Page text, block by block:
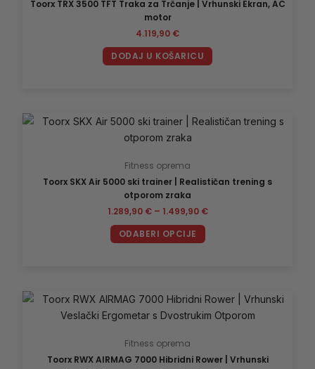
Toorx TRX 3500 TFT Traka za Trčanje | Vrhunski Ekran, AC
motor
4.119,90 €
DODAJ U KOŠARICU
Fitness oprema
Toorx SKX Air 5000 ski trainer | Realističan trening s
otporom zraka
1.289,90 € – 1.499,90 €
Raspon
cijena:
ODABERI OPCIJE
Ovaj
varijanti.
se
proizvoda
Fitness oprema
Toorx RWX AIRMAG 7000 Hibridni Rower | Vrhunski